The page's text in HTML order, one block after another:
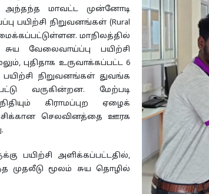
பரியோஜனா
வழிகாட்டுதல்கள்
RTI -PIO A&A
பாத்திரங்கள் மற்றும்
பொறுப்புகள்
வேலை விவரம்
அந்தந்த மாவட்ட முன்னோடி
பயிற்சி நிறுவனங்கள் (Rural
அமைக்கப்பட்டுள்ளன. மாநிலத்தில்
வேலைவாய்ப்பு பயிற்சி
புதிதாக உருவாக்கப்பட்ட 6
நிறுவனங்கள் துவங்க
வருகின்றன. மேற்படி
கிராமப்புற ஏழைக்
செலவினத்தை ஊரக
பயிற்சி அளிக்கப்பட்டதில்,
முதலீடு மூலம் சுய தொழில்